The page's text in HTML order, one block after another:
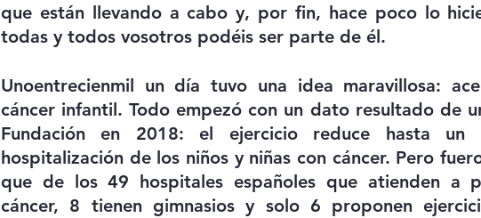
que están llevando a cabo y, por fin, hace poco lo
todas y todos vosotros podéis ser parte de él.
Unoentrecienmil un día tuvo una idea maravillosa:
cáncer infantil. Todo empezó con un dato resultado de
Fundación en 2018: el ejercicio reduce hasta
hospitalización de los niños y niñas con cáncer. Pero
que de los 49 hospitales españoles que atienden a
cáncer, 8 tienen gimnasios y solo 6 proponen